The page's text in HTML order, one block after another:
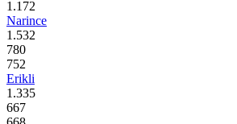
1.172
Narince
1.532
780
752
Erikli
1.335
667